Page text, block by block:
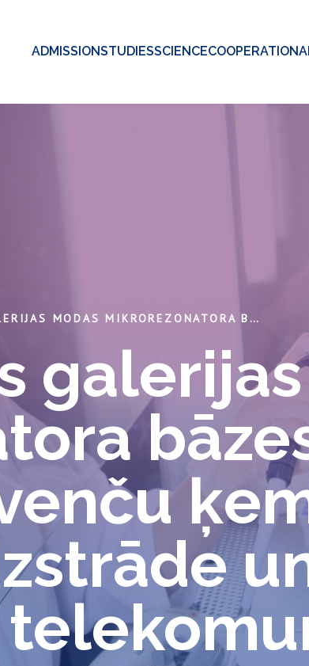
ADMISSIONSTUDIESSCIENCECOOPERATION
UZ ČUKSTOŠĀS GALERIJAS MODAS MIKROREZONATORA BĀZES VEIDOTA OPTISKO FREKVENČU ĶEMMES ĢENERATORA IZSTRĀDE UN TĀ PIELIETOJUMI TELEKOMUNIKACIJĀS